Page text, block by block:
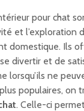
pour chat
et l’exploration
domestique. Ils
divertir et de
lorsqu’ils ne
populaires, on
. Celle-ci